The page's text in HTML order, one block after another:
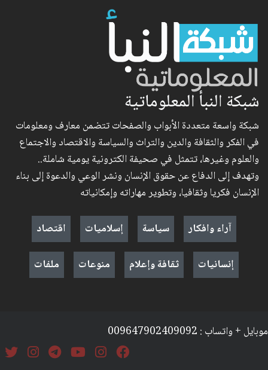
شبكة النبأ المعلوماتية
شبكة واسعة متعددة الأبواب والصفحات تتضمن معارف ومعلومات
في الفكر والثقافة والدين والتراث والسياسة والاقتصاد والاجتماع
والعلوم وغيرها، تتمثل في صحيفة الكترونية يومية شاملة..
وتهدف إلى الدفاع عن حقوق الإنسان ونشر الوعي والدعوة إلى بناء
الإنسان فكريا وثقافيا، وتطوير مهاراته وإمكانياته
آراء وافكار
سياسة إسلاميات
اقتصاد
إنسانيات
ثقافة وإعلام منوعات ملفات
موبايل + واتساب : 009647902409092